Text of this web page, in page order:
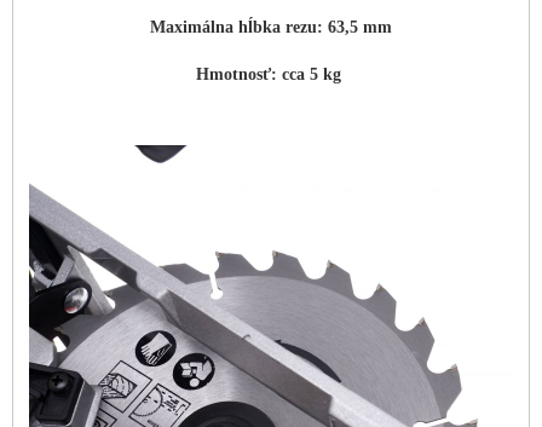
Maximálna hĺbka rezu: 63,5 mm
Hmotnosť: cca 5 kg